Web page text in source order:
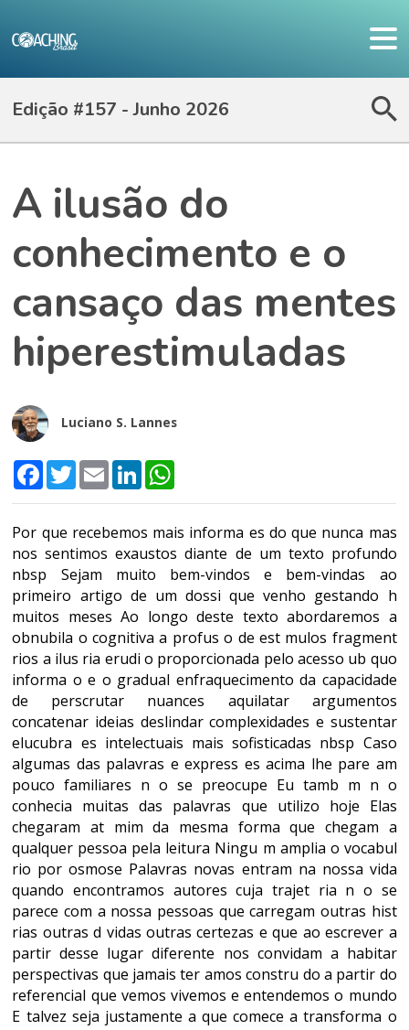
Edição #157 - Junho 2026
A ilusão do
conhecimento e o
cansaço das mentes
hiperestimuladas
Luciano S. Lannes
Facebook
TwitterEmail LinkedIn
Por que recebemos mais informa es do que nunca mas
nos sentimos exaustos diante de um texto profundo
nbsp Sejam muito bem-vindos e bem-vindas ao
primeiro artigo de um dossi que venho gestando h
muitos meses Ao longo deste texto abordaremos a
obnubila o cognitiva a profus o de est mulos fragment
rios a ilus ria erudi o proporcionada pelo acesso ub quo
informa o e o gradual enfraquecimento da capacidade
de perscrutar nuances aquilatar argumentos
concatenar ideias deslindar complexidades e sustentar
elucubra es intelectuais mais sofisticadas nbsp Caso
algumas das palavras e express es acima lhe pare am
pouco familiares n o se preocupe Eu tamb m n o
conhecia muitas das palavras que utilizo hoje Elas
chegaram at mim da mesma forma que chegam a
qualquer pessoa pela leitura Ningu m amplia o vocabul
rio por osmose Palavras novas entram na nossa vida
quando encontramos autores cuja trajet ria n o se
parece com a nossa pessoas que carregam outras hist
rias outras d vidas outras certezas e que ao escrever a
partir desse lugar diferente nos convidam a habitar
perspectivas que jamais ter amos constru do a partir do
referencial que vemos vivemos e entendemos o mundo
E talvez seja justamente a que comece a transforma o